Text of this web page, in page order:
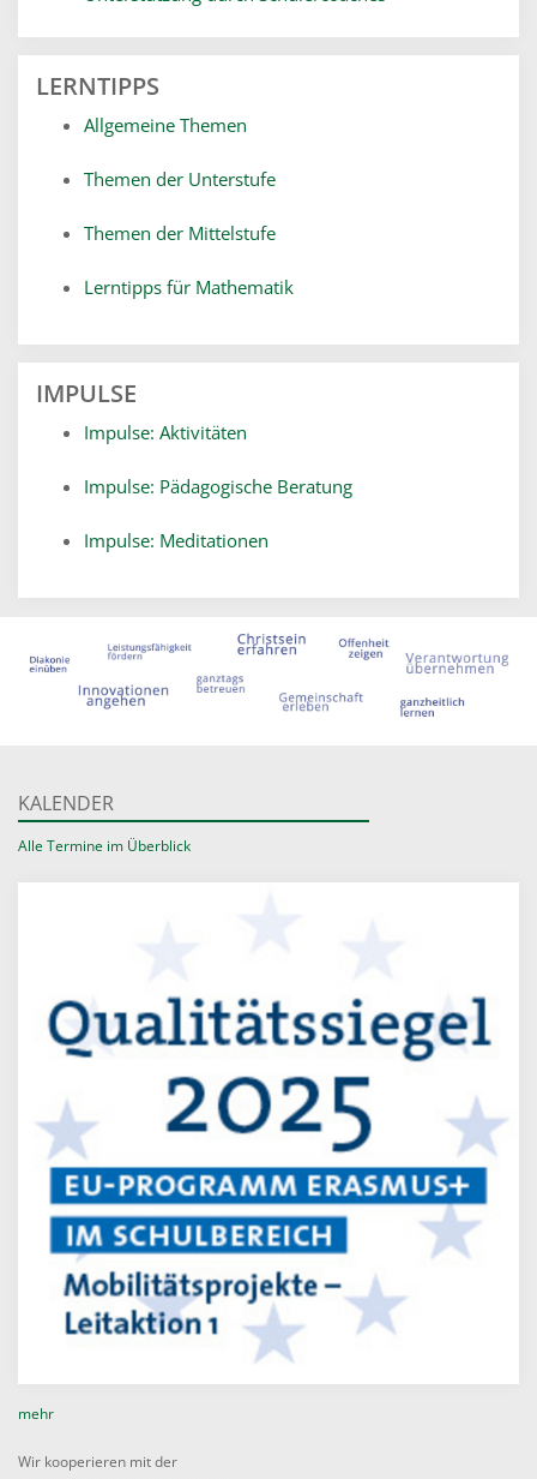
LERNTIPPS
Allgemeine Themen
Themen der Unterstufe
Themen der Mittelstufe
Lerntipps für Mathematik
IMPULSE
Impulse: Aktivitäten
Impulse: Pädagogische Beratung
Impulse: Meditationen
KALENDER
Alle Termine im Überblick
mehr
Wir kooperieren mit der